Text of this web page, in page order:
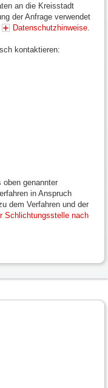
an die Kreisstadt
der Anfrage verwendet
Datenschutzhinweise
kontaktieren:
oben genannter
in Anspruch
dem Verfahren und der
Schlichtungsstelle nach